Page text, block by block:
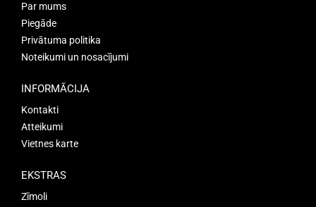
Par mums
Piegāde
Privātuma politika
Noteikumi un nosacījumi
INFORMĀCIJA
Kontakti
Atteikumi
Vietnes karte
EKSTRAS
Zīmoli